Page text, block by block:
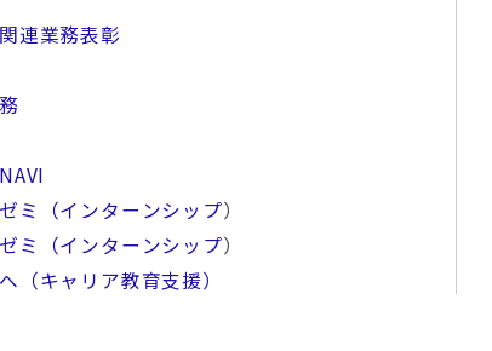
連業務表彰
ミ（インターンシップ）
ミ（インターンシップ）
（キャリア教育支援）